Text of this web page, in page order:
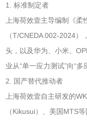
1. 标准制定者
上海荷效壹主导编制《柔
（T/CNEDA 002-2024
头，以及华为、小米、
业从“单一应力测试”向“多
2. 国产替代推动者
上海荷效壹自主研发的
（Kikusui）、美国MTS